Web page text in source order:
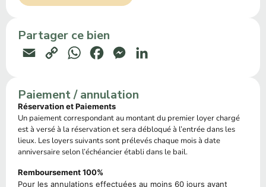
Partager ce bien
Email
Copy
WhatsAppFacebookMessenger
Paiement / annulation
Réservation et Paiements
Un paiement correspondant au montant du premier loyer chargé
est à versé à la réservation et sera débloqué à l’entrée dans les
lieux. Les loyers suivants sont prélevés chaque mois à date
anniversaire selon l’échéancier établi dans le bail.
Remboursement 100%
Pour les annulations effectuées au moins 60 jours avant